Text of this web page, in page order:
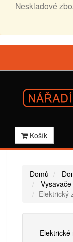
Neskladové
Košík
Domů
Elektrický